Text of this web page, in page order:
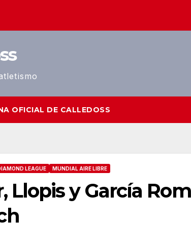
OFICIAL DE CALLEDOSS
LEAGUE MUNDIAL AIRE LIBRE
Llopis y García